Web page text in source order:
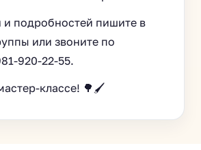
и подробностей пишите в
или звоните по
920-22-55.
классе! 🌳🖌